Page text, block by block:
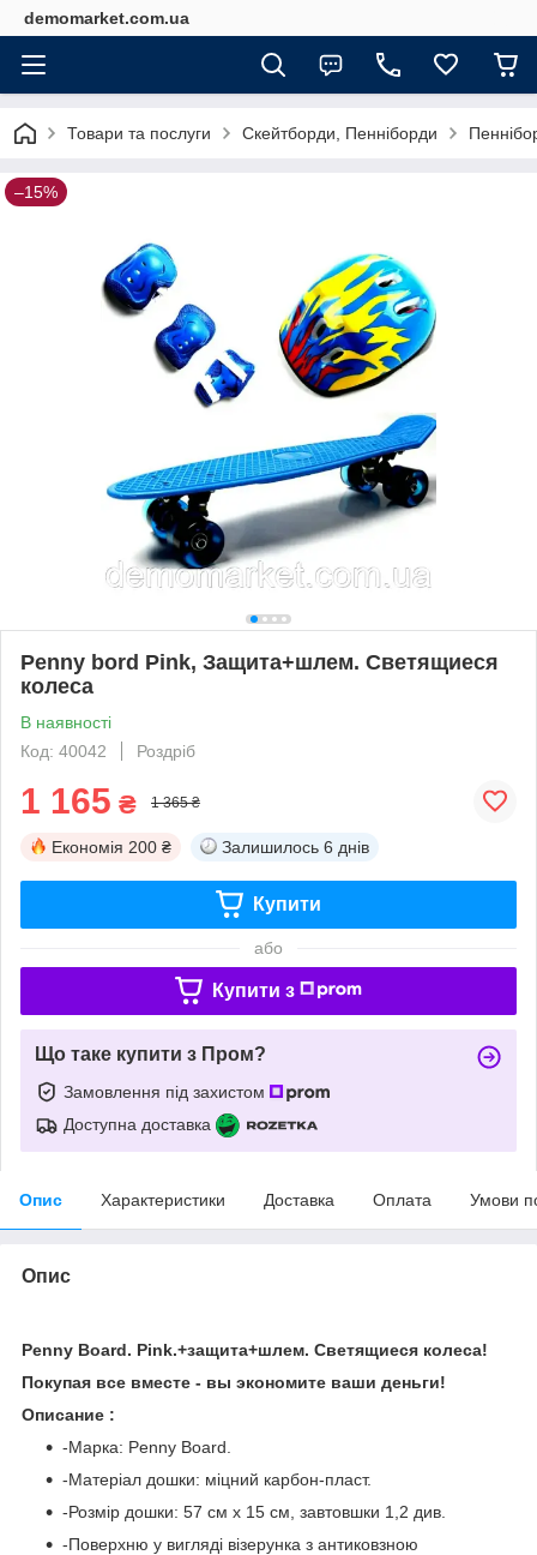
demomarket.com.ua
Товари та послуги Скейтборди, Пенніборди
–15%
Penny bord Pink, Защита+шлем. Светящиеся
колеса
В наявності
Код: 40042
Роздріб
1 165 ₴ 1 365 ₴
Економія 200 ₴ Залишилось 6 днів
Купити
або
Купити з
Що таке купити з Пром?
Замовлення під захистом
Доступна доставка
Опис Характеристики Доставка Оплата Умови
Опис
Penny Board. Pink.+защита+шлем. Светящиеся колеса!
Покупая все вместе - вы экономите ваши деньги!
Описание :
-Марка: Penny Board.
-Матеріал дошки: міцний карбон-пласт.
-Розмір дошки: 57 см х 15 см, завтовшки 1,2 див.
-Поверхню у вигляді візерунка з антиковзною